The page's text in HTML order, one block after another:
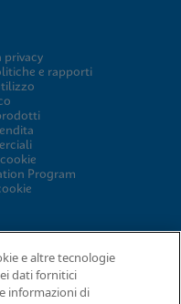
privacy
e rapporti
Program
dei dati
e altre tecnologie
dati fornitici
informazioni di